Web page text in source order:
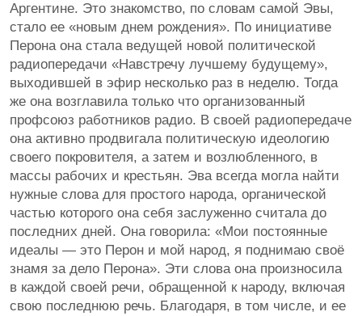
Аргентине. Это знакомство, по словам самой Эвы,
стало ее «новым днем рождения». По инициативе
Перона она стала ведущей новой политической
радиопередачи «Навстречу лучшему будущему»,
выходившей в эфир несколько раз в неделю. Тогда
же она возглавила только что организованный
профсоюз работников радио. В своей радиопередаче
она активно продвигала политическую идеологию
своего покровителя, а затем и возлюбленного, в
массы рабочих и крестьян. Эва всегда могла найти
нужные слова для простого народа, органической
частью которого она себя заслуженно считала до
последних дней. Она говорила: «Мои постоянные
идеалы — это Перон и мой народ, я поднимаю своё
знамя за дело Перона». Эти слова она произносила
в каждой своей речи, обращенной к народу, включая
свою последнюю речь. Благодаря, в том числе, и ее